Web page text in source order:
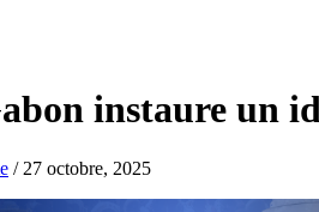
instaure un
/ 27 octobre, 2025